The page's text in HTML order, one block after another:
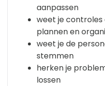
aanpassen
weet je
plannen en
weet je de
stemmen
herken je
lossen